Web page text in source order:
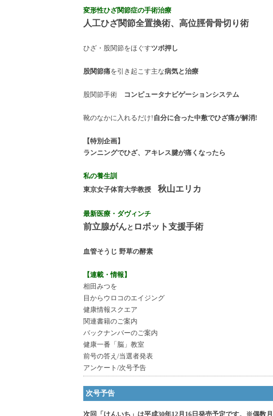
変形性ひざ関節症の手術治療
人工ひざ関節全置換術、高位脛骨骨切り術
ひざ・股関節をほぐすツボ押し
股関節痛を引き起こす主な病気と治療
股関節手術 コンピュータナビゲーションシステム
靴のなかに入れるだけ! 自分に合った中敷でひざ痛が解消!
【特別企画】
ランニングでひざ、アキレス腱が痛くなったら
私の養生訓
東京女子体育大学教授 秋山エリカ
最新医療・ダヴィンチ
前立腺がんと ロボット支援手術
血管そうじ 野草の酵素
【連載・情報】
相田みつを
目からウロコのエイジング
健康情報スクエア
関連書籍のご案内
バックナンバーのご案内
健康一番「脳」教室
前号の答え/当選者発表
アンケート/次号予告
次号予告
次回「けんいち」は平成30年12月16日発売予定です。※偶数月